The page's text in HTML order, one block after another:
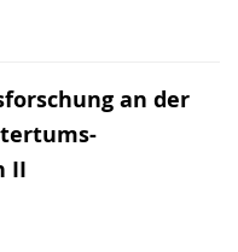
an der
II